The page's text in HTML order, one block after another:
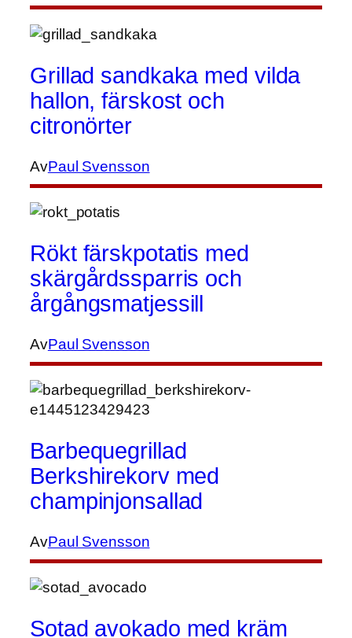
Grillad sandkaka med vilda
hallon, färskost och
citronörter
AvPaul Svensson
Rökt färskpotatis med
skärgårdssparris och
årgångsmatjessill
AvPaul Svensson
Barbequegrillad
Berkshirekorv med
champinjonsallad
AvPaul Svensson
Sotad avokado med kräm